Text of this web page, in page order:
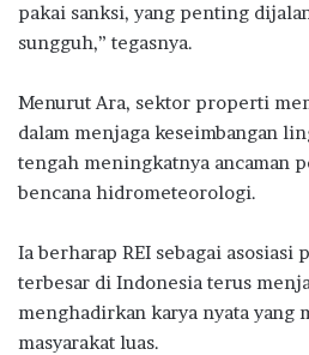
pakai sanksi, yang penting
sungguh,” tegasnya.
Menurut Ara, sektor properti
dalam menjaga keseimbangan
tengah meningkatnya ancaman
bencana hidrometeorologi.
Ia berharap REI sebagai asosiasi
terbesar di Indonesia terus
menghadirkan karya nyata yang
masyarakat luas.